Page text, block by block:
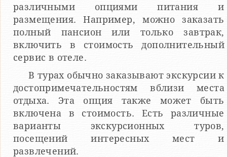
различными опциями питания и
размещения. Например, можно заказать
полный пансион или только завтрак,
включить в стоимость дополнительный
сервис в отеле.
В турах обычно заказывают экскурсии к
достопримечательностям вблизи места
отдыха. Эта опция также может быть
включена в стоимость. Есть различные
варианты экскурсионных туров,
посещений интересных мест и
развлечений.